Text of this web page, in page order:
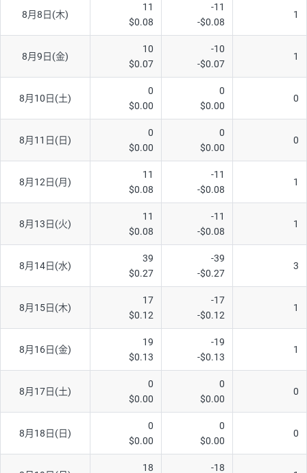
111円 74,270円
160円 65,030円
※2026/6/30の当社のスワップポイントおよび、同日の為替レート
に基づいて算出。
※取引証拠金は同日の当社為替レート（ニューヨーククローズ・
MIDレート）に基づいて算出。
※ハンガリーフォリント/円と南アフリカランド/円とメキシコペ
ソ/円は10万通貨単位。
8月8日(木)
11
$0.08
-11
-$0.08
1
8月9日(金)
10
$0.07
-10
-$0.07
1
8月10日(土)
0
$0.00
0
$0.00
0
8月11日(日)
0
$0.00
0
$0.00
0
8月12日(月)
11
$0.08
-11
-$0.08
1
8月13日(火)
11
$0.08
-11
-$0.08
1
8月14日(水)
39
$0.27
-39
-$0.27
3
8月15日(木)
17
$0.12
-17
-$0.12
1
8月16日(金)
19
$0.13
-19
-$0.13
1
8月17日(土)
0
$0.00
0
$0.00
0
8月18日(日)
0
$0.00
0
$0.00
0
18 -18